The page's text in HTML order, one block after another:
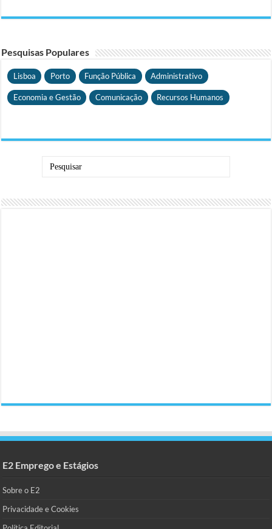
Pesquisas Populares
Lisboa Porto Função Pública Administrativo
Economia e Gestão Comunicação Recursos Humanos
E2 Emprego e Estágios
Sobre o E2
Privacidade e Cookies